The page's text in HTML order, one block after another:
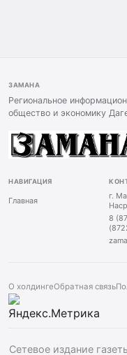
ЗАМАНА
Региональное
общество и экономику
НАВИГАЦИЯ
Главная
г.
8
О холдингеОбратная связь
Сетевое издание